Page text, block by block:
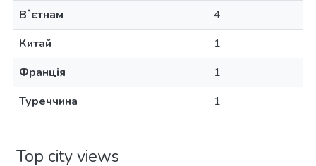
Вʼєтнам
4
Китай
1
Франція
1
Туреччина
1
Top city views